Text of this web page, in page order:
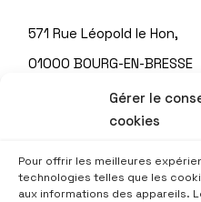
Gérer le
cookies
Pour offrir les meilleures
technologies telles que les
aux informations des appareils.
571 Rue Léopold le Hon,
01000 BOURG-EN-BRESSE
Tél. : 04 74 22 93 70
©2023 Tous droits